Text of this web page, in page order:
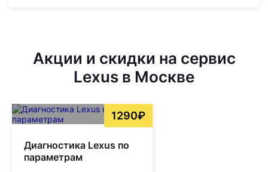
Акции и скидки на сервис
Lexus в Москве
1290₽
Диагностика Lexus по
параметрам